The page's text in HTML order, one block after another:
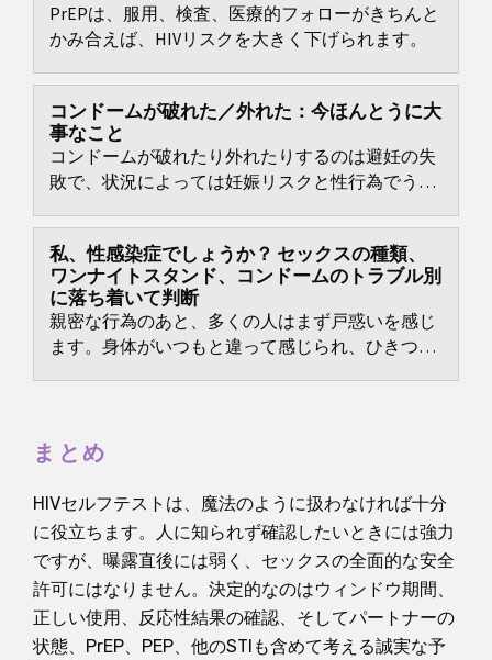
PrEPは、服用、検査、医療的フォローがきちんと
かみ合えば、HIVリスクを大きく下げられます。
コンドームが破れた／外れた：今ほんとうに大
事なこと
コンドームが破れたり外れたりするのは避妊の失
敗で、状況によっては妊娠リスクと性行為でうつ
私、性感染症でしょうか？ セックスの種類、
ワンナイトスタンド、コンドームのトラブル別
に落ち着いて判断
親密な行為のあと、多くの人はまず戸惑いを感じ
ます。身体がいつもと違って感じられ、ひきつり
まとめ
HIVセルフテストは、魔法のように扱わなければ十分
に役立ちます。人に知られず確認したいときには強力
ですが、曝露直後には弱く、セックスの全面的な安全
許可にはなりません。決定的なのはウィンドウ期間、
正しい使用、反応性結果の確認、そしてパートナーの
状態、PrEP、PEP、他のSTIも含めて考える誠実な予